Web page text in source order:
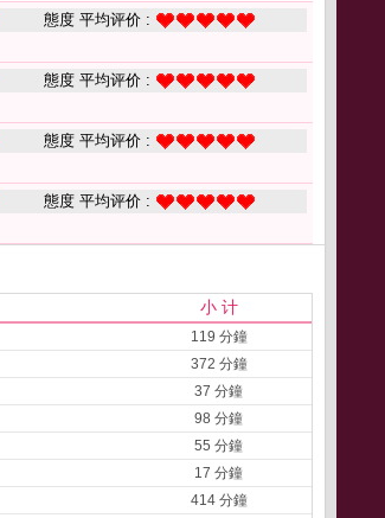
態度 平均评价 :
態度 平均评价 :
態度 平均评价 :
態度 平均评价 :
小 计
119 分鐘
372 分鐘
37 分鐘
98 分鐘
55 分鐘
17 分鐘
414 分鐘